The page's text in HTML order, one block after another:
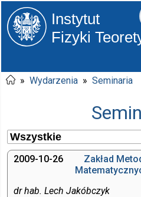
Instytut
Fizyki
» Wydarzenia » Seminaria
2009-10-26
Zakład
dr hab. Lech Jakóbczyk